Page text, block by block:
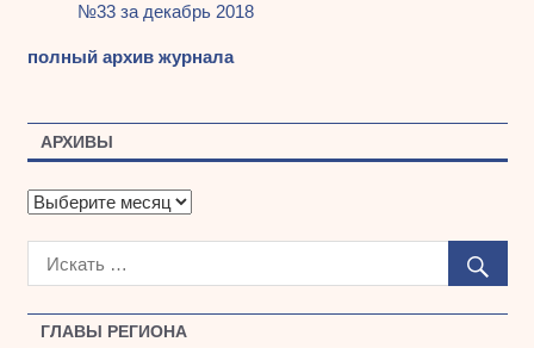
ГЛАВЫ РЕГИОНА
№33 за декабрь 2018
полный архив журнала
АРХИВЫ
А
х
ы